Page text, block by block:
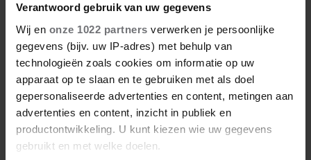
Verantwoord gebruik van uw gegevens
Wij en onze 1022 partners verwerken je persoonlijke
gegevens (bijv. uw IP-adres) met behulp van
technologieën zoals cookies om informatie op uw
apparaat op te slaan en te gebruiken met als doel
gepersonaliseerde advertenties en content, metingen aan
advertenties en content, inzicht in publiek en
productontwikkeling. U kunt kiezen wie uw gegevens
gebruikt en met welke doelen.
08/08/2026
DE VAKANTIEBESTEMMING VAN…
NICOLETTE VAN DAM